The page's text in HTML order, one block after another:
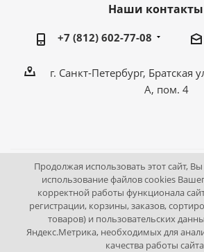
Наши контакты
+7 (812) 602-77-08
г. Санкт-Петербург, Братская
А, пом. 4
2009 - 2026 © Промышленное
портал.
195043, г. Санкт-Петербург, Братская
пом. 4
Продолжая использовать этот сайт,
использование файлов cookies
корректной работы функционала
регистрации, корзины, заказов,
товаров) и пользовательских
Яндекс.Метрика, необходимых для
качества работы